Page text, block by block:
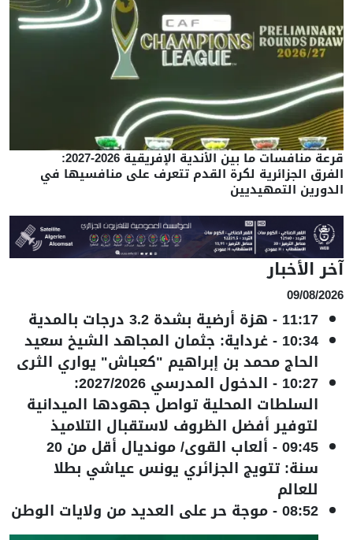
قرعة منافسات ما بين الأندية الإفريقية 2026-2027:
الفرق الجزائرية لكرة القدم تتعرف على منافسيها في
الدورين التمهيديين
آخر الأخبار
09/08/2026
11:17
- هزة أرضية بشدة 3.2 درجات بالمدية
10:34
-غرداية: جثمان المجاهد الشيخ سعيد
الحاج محمد بن إبراهيم "كعباش" يواري الثرى
10:27
- الدخول المدرسي 2027/2026:
السلطات المحلية تواصل جهودها الميدانية
لتوفير أفضل الظروف لاستقبال التلاميذ
09:45
- ألعاب القوى/ مونديال أقل من 20
سنة: تتويج الجزائري يونس عياشي بطلا
للعالم
08:52
-موجة حر على العديد من ولايات الوطن